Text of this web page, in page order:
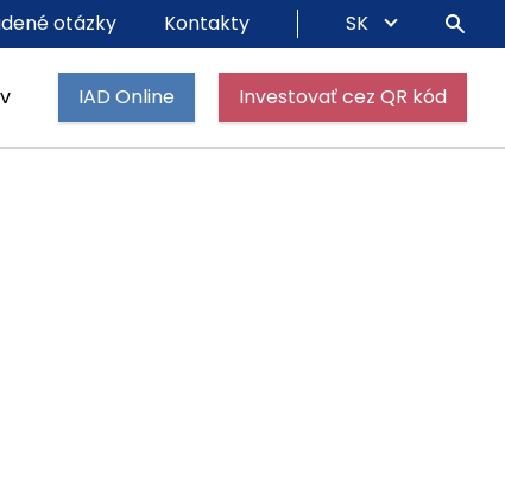
IAD Online Investovať cez QR kód
otázky Kontakty SK